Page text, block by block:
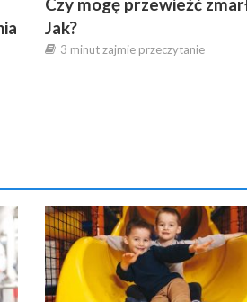
Czy mogę przewieźć
Jak?
3 minut zajmie przeczytanie